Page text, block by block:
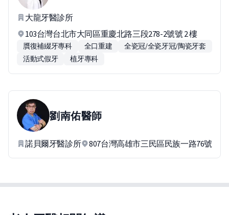
大龍牙醫診所
103台灣台北市大同區重慶北路三段278-2號號 2 樓
贋復補綴牙專科 全口重建
全瓷冠/全瓷牙冠/陶瓷牙套
活動式假牙
植牙專科
劉南佑醫師
諾貝爾牙醫診所 807台灣高雄市三民區民族一路76號